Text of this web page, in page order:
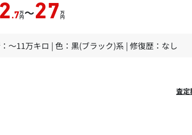
.7万
円～27 万
円
～11万キロ | 色：黒(ブラック)系 | 修復歴：なし
査定